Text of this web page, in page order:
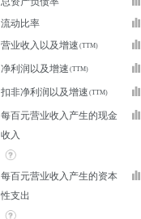
流动比率
营业收入以及增速
净利润以及增速
扣非净利润以及增速
每百元营业收入产生的现金
收入
每百元营业收入产生的资本
性支出